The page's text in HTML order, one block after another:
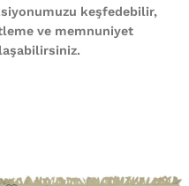
keşfedebilir,
ve memnuniyet